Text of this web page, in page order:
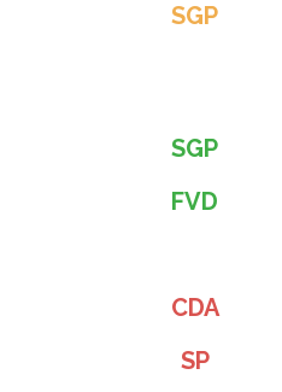
SGP
SGP
FVD
CDA
SP